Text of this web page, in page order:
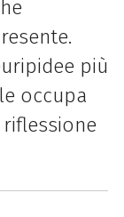
più
occupa